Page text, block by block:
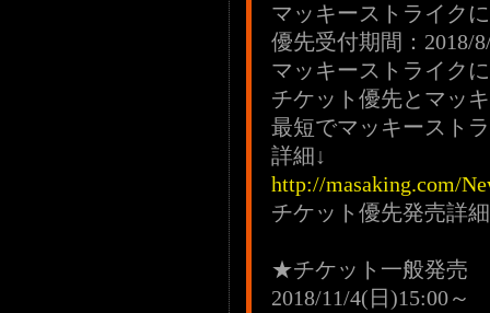
マッキーストライク
優先受付期間：2018/
マッキーストライク
チケット優先とマッ
最短でマッキースト
詳細↓
http://masaking.com/
チケット優先発売詳
★チケット一般発売
2018/11/4(日)15:00～